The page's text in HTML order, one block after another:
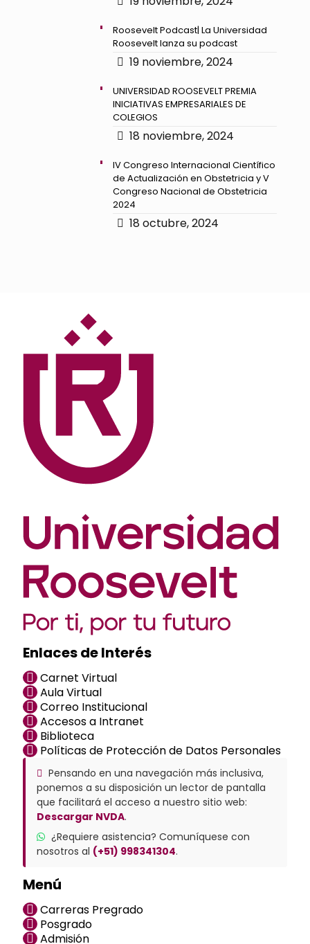
Roosevelt Podcast| La Universidad
Roosevelt lanza su podcast
19 noviembre, 2024
UNIVERSIDAD ROOSEVELT PREMIA
INICIATIVAS EMPRESARIALES DE
COLEGIOS
18 noviembre, 2024
IV Congreso Internacional Científico
de Actualización en Obstetricia y V
Congreso Nacional de Obstetricia
2024
18 octubre, 2024
Enlaces de Interés
Carnet Virtual
Aula Virtual
Correo Institucional
Accesos a Intranet
Biblioteca
Políticas de Protección de Datos Personales
Pensando en una navegación más inclusiva,
ponemos a su disposición un lector de pantalla
que facilitará el acceso a nuestro sitio web:
Descargar NVDA.
¿Requiere asistencia? Comuníquese con
nosotros al (+51) 998341304.
Menú
Carreras Pregrado
Posgrado
Admisión